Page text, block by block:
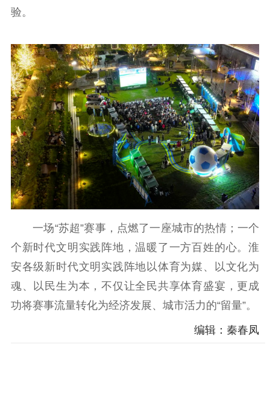
验。
一场“苏超”赛事，点燃了一座城市的热情；一个
个新时代文明实践阵地，温暖了一方百姓的心。淮
安各级新时代文明实践阵地以体育为媒、以文化为
魂、以民生为本，不仅让全民共享体育盛宴，更成
功将赛事流量转化为经济发展、城市活力的“留量”。
编辑：秦春凤